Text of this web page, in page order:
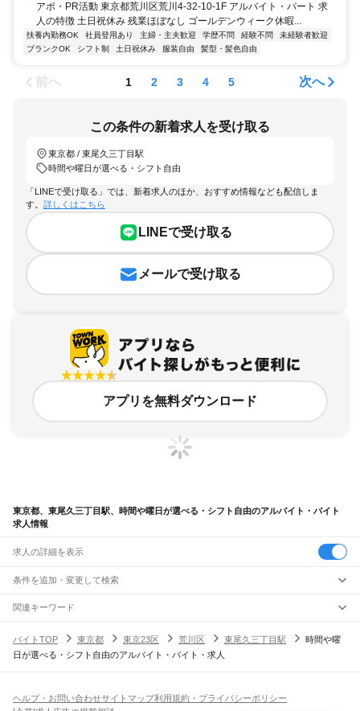
アポ・PR活動 東京都荒川区荒川4-32-10-1F アルバイト・パート 求
人の特徴 土日祝休み 残業ほぼなし ゴールデンウィーク休暇...
扶養内勤務OK 社員登用あり 主婦・主夫歓迎 学歴不問 経験不問
未経験者歓迎
ブランクOK
シフト制 土日祝休み 服装自由 髪型・髪色自由
前へ 1 2 3 4 5 次へ
この条件の新着求人を受け取る
東京都 / 東尾久三丁目駅
時間や曜日が選べる・シフト自由
「LINEで受け取る」では、新着求人のほか、おすすめ情報なども配信しま
す。 詳しくはこちら
LINEで受け取る
メールで受け取る
アプリを無料ダウンロード
東京都、東尾久三丁目駅、時間や曜日が選べる・シフト自由のアルバイト・バイト
求人情報
求人の詳細を表示
条件を追加・変更して検索
市区町村を追加・変更
東京都すべて
東京23区すべて
江戸川区
駅を追加・変更
JR山手線
職種を追加・変更
飲食・フードサービスすべて
ホールスタッフキッチンスタッフ
関連キーワード
バイトTOP
東京都 東京23区 荒川区 東尾久三丁目駅
時間や曜
日が選べる・シフト自由のアルバイト・バイト・求人
ヘルプ・お問い合わせサイトマップ利用規約・プライバシーポリシー